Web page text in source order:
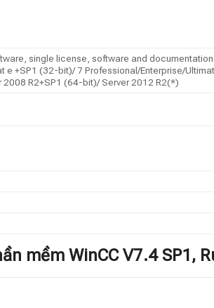
single license, software and
+SP1 (32-bit)/ 7 Professional/Enterprise/
R2+SP1 (64-bit)/ Server 2012 R2(*)
mềm WinCC V7.4 SP1,